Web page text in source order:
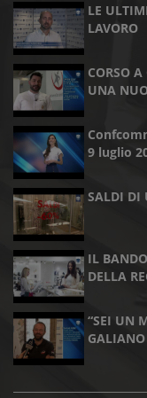
LE
LAVORO
CORSO
UNA
9 luglio
SALDI DI
IL
DELLA
“SEI UN
GALIANO